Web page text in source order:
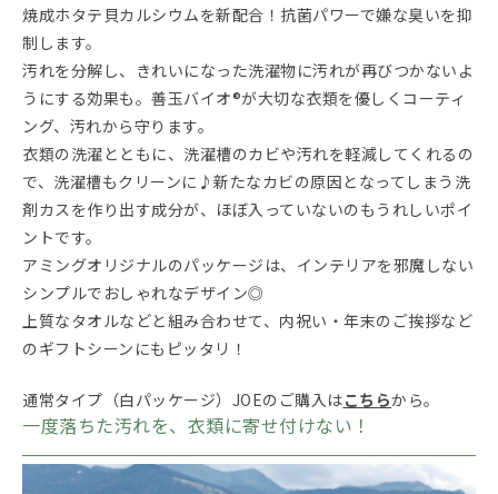
焼成ホタテ貝カルシウムを新配合！抗菌パワーで嫌な臭いを抑
制します。
汚れを分解し、きれいになった洗濯物に汚れが再びつかないよ
うにする効果も。善玉バイオ®が大切な衣類を優しくコーティ
ング、汚れから守ります。
衣類の洗濯とともに、洗濯槽のカビや汚れを軽減してくれるの
で、洗濯槽もクリーンに♪新たなカビの原因となってしまう洗
剤カスを作り出す成分が、ほぼ入っていないのもうれしいポイ
ントです。
アミングオリジナルのパッケージは、インテリアを邪魔しない
シンプルでおしゃれなデザイン◎
上質なタオルなどと組み合わせて、内祝い・年末のご挨拶など
のギフトシーンにもピッタリ！
通常タイプ（白パッケージ）JOEのご購入はこちらから。
一度落ちた汚れを、衣類に寄せ付けない！